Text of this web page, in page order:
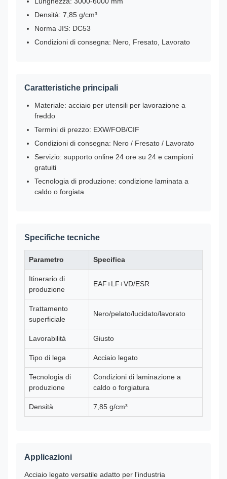
Densità: 7,85 g/cm³
Norma JIS: DC53
Condizioni di consegna: Nero, Fresato, Lavorato
Caratteristiche principali
Materiale: acciaio per utensili per lavorazione a
freddo
Termini di prezzo: EXW/FOB/CIF
Condizioni di consegna: Nero / Fresato / Lavorato
Servizio: supporto online 24 ore su 24 e campioni
gratuiti
Tecnologia di produzione: condizione laminata a
caldo o forgiata
Specifiche tecniche
Parametro Specifica
Itinerario di
produzione
EAF+LF+VD/ESR
Trattamento
superficiale
Nero/pelato/lucidato/lavorato
Lavorabilità Giusto
Tipo di lega Acciaio legato
Tecnologia di
produzione
Condizioni di laminazione a
caldo o forgiatura
Densità 7,85 g/cm³
Applicazioni
Acciaio legato versatile adatto per l'industria